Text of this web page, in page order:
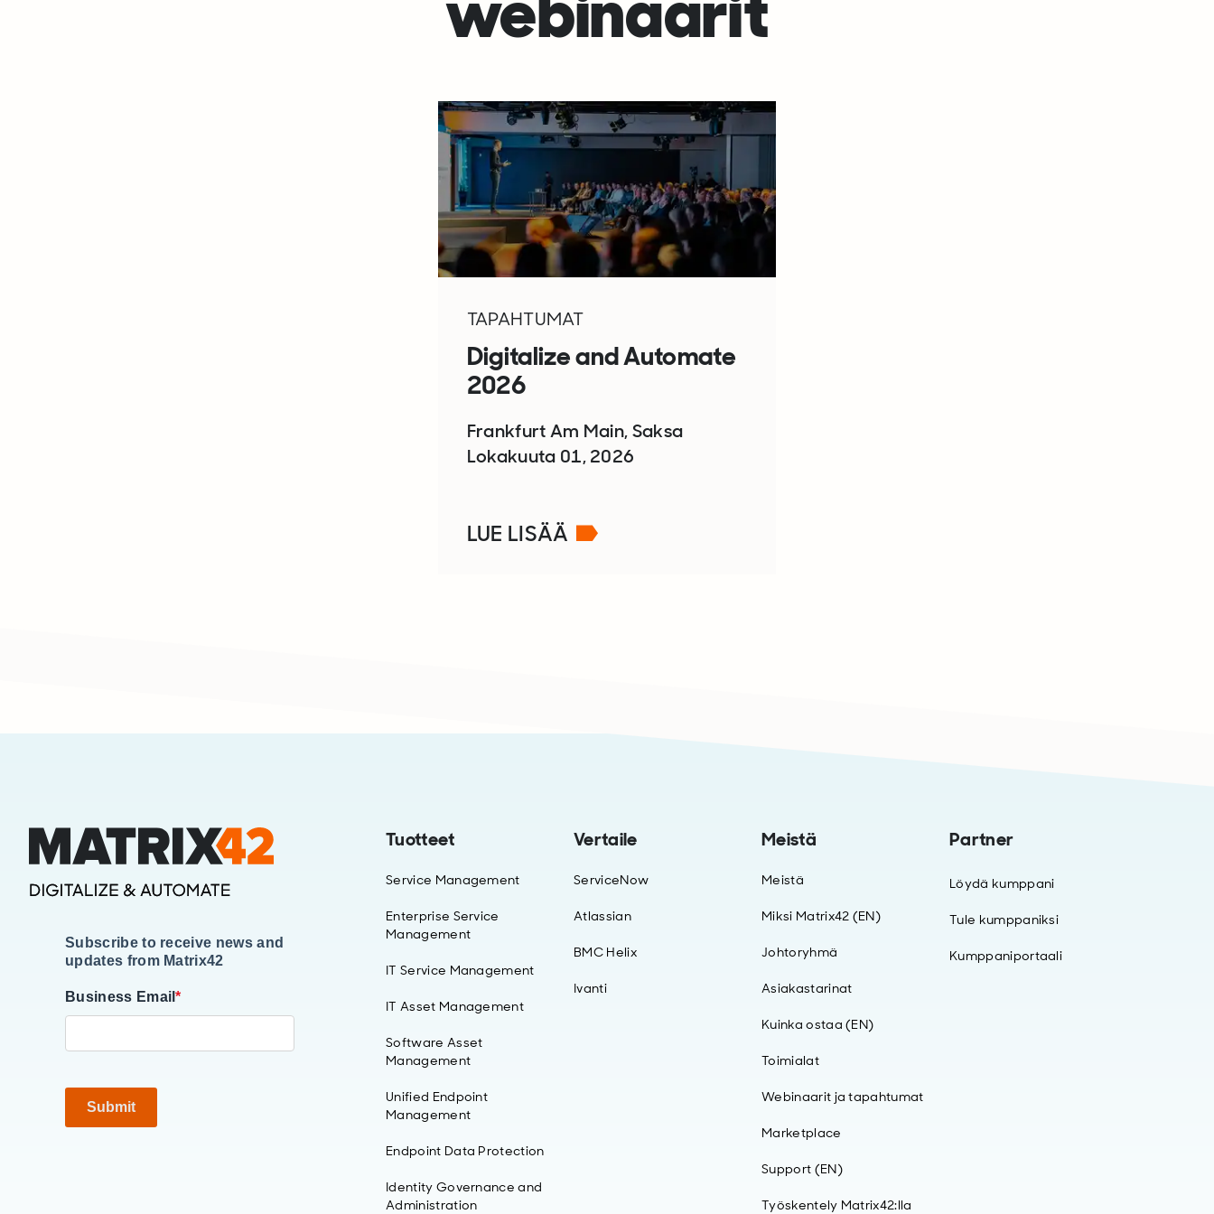
TAPAHTUMAT
Digitalize and Automate
2026
Frankfurt Am Main, Saksa
Lokakuuta 01, 2026
LUE LISÄÄ
Subscribe to receive news and
updates from Matrix42
Business Email*
Submit
Tuotteet
Service Management
Enterprise Service
Management
IT Service Management
IT Asset Management
Software Asset
Management
Unified Endpoint
Management
Endpoint Data Protection
Identity Governance and
Administration
Vertaile
ServiceNow
Atlassian
BMC Helix
Ivanti
Meistä
Meistä
Miksi Matrix42 (EN)
Johtoryhmä
Asiakastarinat
Kuinka ostaa (EN)
Toimialat
Webinaarit ja tapahtumat
Marketplace
Support (EN)
Työskentely Matrix42:lla
Partner
Löydä kumppani
Tule kumppaniksi
Kumppaniportaali